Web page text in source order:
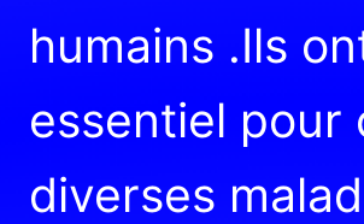
humains .Ils
essentiel pour
diverses